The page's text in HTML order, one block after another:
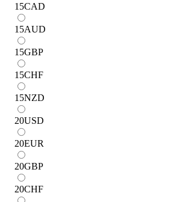
15CAD
15AUD
15GBP
15CHF
15NZD
20USD
20EUR
20GBP
20CHF